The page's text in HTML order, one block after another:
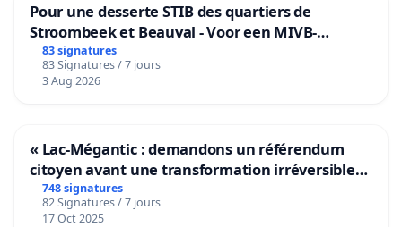
Pour une desserte STIB des quartiers de
Stroombeek et Beauval - Voor een MIVB-
bediening van de wijken Strombeek en Het
Voor
83 signatures
83 Signatures / 7 jours
3 Aug 2026
« Lac-Mégantic : demandons un référendum
citoyen avant une transformation irréversible
de notre territoire »
748 signatures
82 Signatures / 7 jours
17 Oct 2025